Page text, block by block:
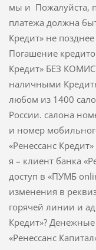
мы и Пожалуйста,
платежа должна
Кредит» не
Погашение
Кредит» БЕЗ
наличными
любом из 1400
России. салона
и номер
«Ренессанс
я – клиент банка
доступ в «ПУМБ
изменения в
горячей линии и
Кредит»?
«Ренессанс